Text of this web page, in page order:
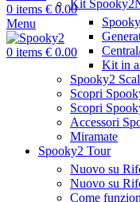
0 items € 0.00
Menu
0 items € 0.00
Kit Spooky2
Kit in
Spooky2
Scopri
Scopri
Accessori
Miramate
Spooky2 Tour
Nuovo su
Nuovo su
Come